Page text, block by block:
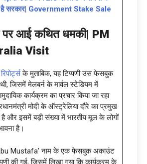
है सरकार| Government Stake Sale
आई कथित धमकी| PM
Visit
के मुताबिक, यह टिप्पणी उस फेसबुक
जिसमें मेलबर्न के मार्वल स्टेडियम में
कार्यक्रम का प्रचार किया जा रहा
मोदी के ऑस्ट्रेलिया दौरे का प्रमुख
है और इसमें बड़ी संख्या में भारतीय मूल के लोगों
है।
Mustafa’ नाम के एक फेसबुक अकाउंट
की गई, जिसमें लिखा गया कि कार्यक्रम के